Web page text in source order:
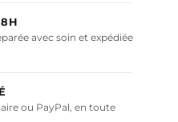
avec soin et expédiée
ou PayPal, en toute